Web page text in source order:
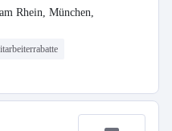
Rhein, München,